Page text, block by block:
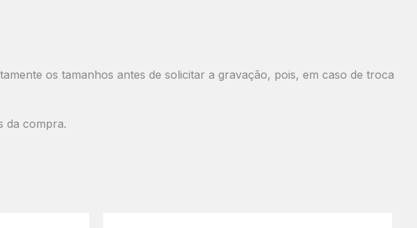
os tamanhos antes de solicitar a gravação, pois, em caso de troca
da compra.